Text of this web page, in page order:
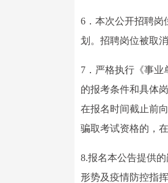
6．本次公开招聘岗
划。招聘岗位被取
7．严格执行《事
的报考条件和具体
在报名时间截止前
骗取考试资格的，
8.报名本公告提供
形势及疫情防控指